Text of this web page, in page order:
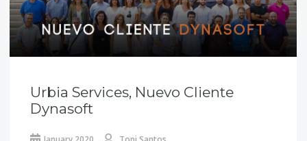
Urbia Services, Nuevo Cliente
Dynasoft